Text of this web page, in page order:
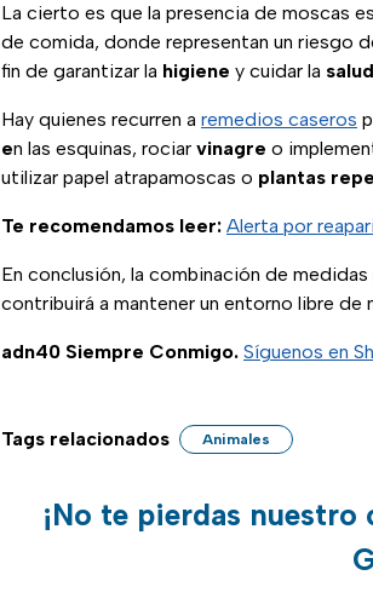
La cierto es que la presencia de moscas es
de comida, donde representan un riesgo
fin de garantizar la higiene y cuidar la salud
Hay quienes recurren a remedios caseros
en las esquinas, rociar vinagre o
utilizar papel atrapamoscas o plantas
Te recomendamos leer: Alerta por
En conclusión, la combinación de
contribuirá a mantener un entorno libre de
adn40 Siempre Conmigo. Síguenos en
Tags relacionados Animales
¡No te pierdas